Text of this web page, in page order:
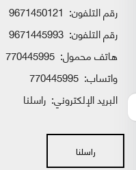
رقم التلفون: 9671450121
رقم التلفون: 9671445993
هاتف محمول: 770445995
واتساب:
البريد الإلكتروني: راسلنا
راسلنا